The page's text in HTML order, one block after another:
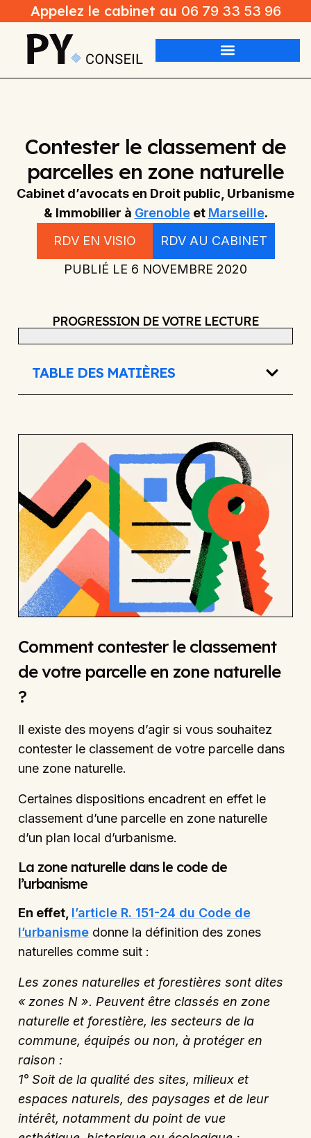
Appelez le cabinet au 06 79 33 53 96
Contester le classement de
parcelles en zone naturelle
Cabinet d’avocats en Droit public, Urbanisme
& Immobilier à Grenobleet Marseille.
RDV EN VISIO
RDV AU CABINET
PUBLIÉ LE 6 NOVEMBRE 2020
PROGRESSION DE VOTRE LECTURE
TABLE DES MATIÈRES
Comment contester le classement
de votre parcelle en zone naturelle
?
Il existe des moyens d’agir si vous souhaitez
contester le classement de votre parcelle dans
une zone naturelle.
Certaines dispositions encadrent en effet le
classement d’une parcelle en zone naturelle
d’un plan local d’urbanisme.
La zone naturelle dans le code de
l’urbanisme
En effet, l’article R. 151-24 du Code de
l’urbanisme donne la définition des zones
naturelles comme suit :
Les zones naturelles et forestières sont dites
« zones N ». Peuvent être classés en zone
naturelle et forestière, les secteurs de la
commune, équipés ou non, à protéger en
raison :
1° Soit de la qualité des sites, milieux et
espaces naturels, des paysages et de leur
intérêt, notamment du point de vue